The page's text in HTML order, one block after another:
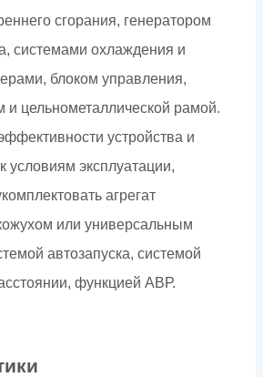
сгорания, генератором
системами охлаждения и
блоком управления,
и цельнометаллической рамой.
устройства и
условиям эксплуатации,
агрегат
или универсальным
автозапуска, системой
функцией АВР.